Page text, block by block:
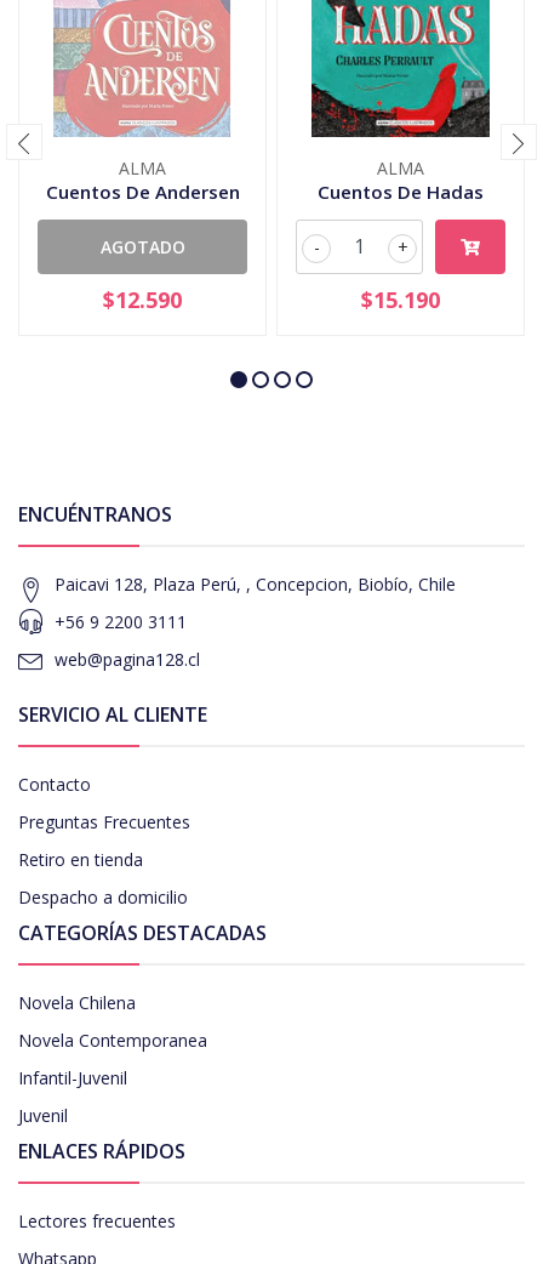
ALMA
Cuentos De Andersen
AGOTADO
$12.590
ALMA
Cuentos De Hadas
+
-
$15.190
ENCUÉNTRANOS
Paicavi 128, Plaza Perú, , Concepcion, Biobío, Chile
+56 9 2200 3111
web@pagina128.cl
SERVICIO AL CLIENTE
Contacto
Preguntas Frecuentes
Retiro en tienda
Despacho a domicilio
CATEGORÍAS DESTACADAS
Novela Chilena
Novela Contemporanea
Infantil-Juvenil
Juvenil
ENLACES RÁPIDOS
Lectores frecuentes
Whatsapp